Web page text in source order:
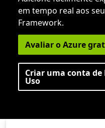
em tempo real aos
Framework.
Avaliar o Azure
Criar uma conta
Uso